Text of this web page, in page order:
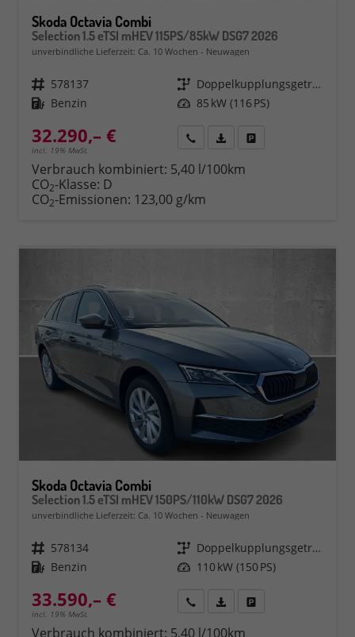
Skoda Octavia Combi
Selection 1.5 eTSI mHEV 115PS/85kW DSG7 2026
unverbindliche Lieferzeit: Ca. 10 Wochen Neuwagen
Fahrzeugnr. 578137 Getriebe
Doppelkupplungsgetriebe (DSG)
Kraftstoff Benzin Leistung 85 kW (116 PS)
32.290,– €
incl. 19% MwSt.
Rückruf PDF-Datei, Fahrzeugexposé
Verbrauch kombiniert: 5,40 l/100km
CO2-Klasse: D
CO2-Emissionen: 123,00 g/km
Skoda Octavia Combi
Selection 1.5 eTSI mHEV 150PS/110kW DSG7 2026
unverbindliche Lieferzeit: Ca. 10 Wochen Neuwagen
Fahrzeugnr. 578134 Getriebe
Doppelkupplungsgetriebe (DSG)
Kraftstoff Benzin Leistung 110 kW (150 PS)
33.590,– €
incl. 19% MwSt.
Rückruf PDF-Datei, Fahrzeugexposé
Verbrauch kombiniert: 5,40 l/100km